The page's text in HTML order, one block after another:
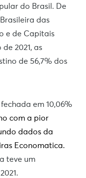
do Brasil. De
das
e de Capitais
2021, as
de 56,7% dos
em 10,06%
com a pior
dados da
Economatica.
teve um